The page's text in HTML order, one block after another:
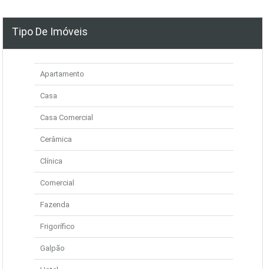
Tipo De Imóveis
Apartamento
Casa
Casa Comercial
Cerâmica
Clínica
Comercial
Fazenda
Frigorífico
Galpão